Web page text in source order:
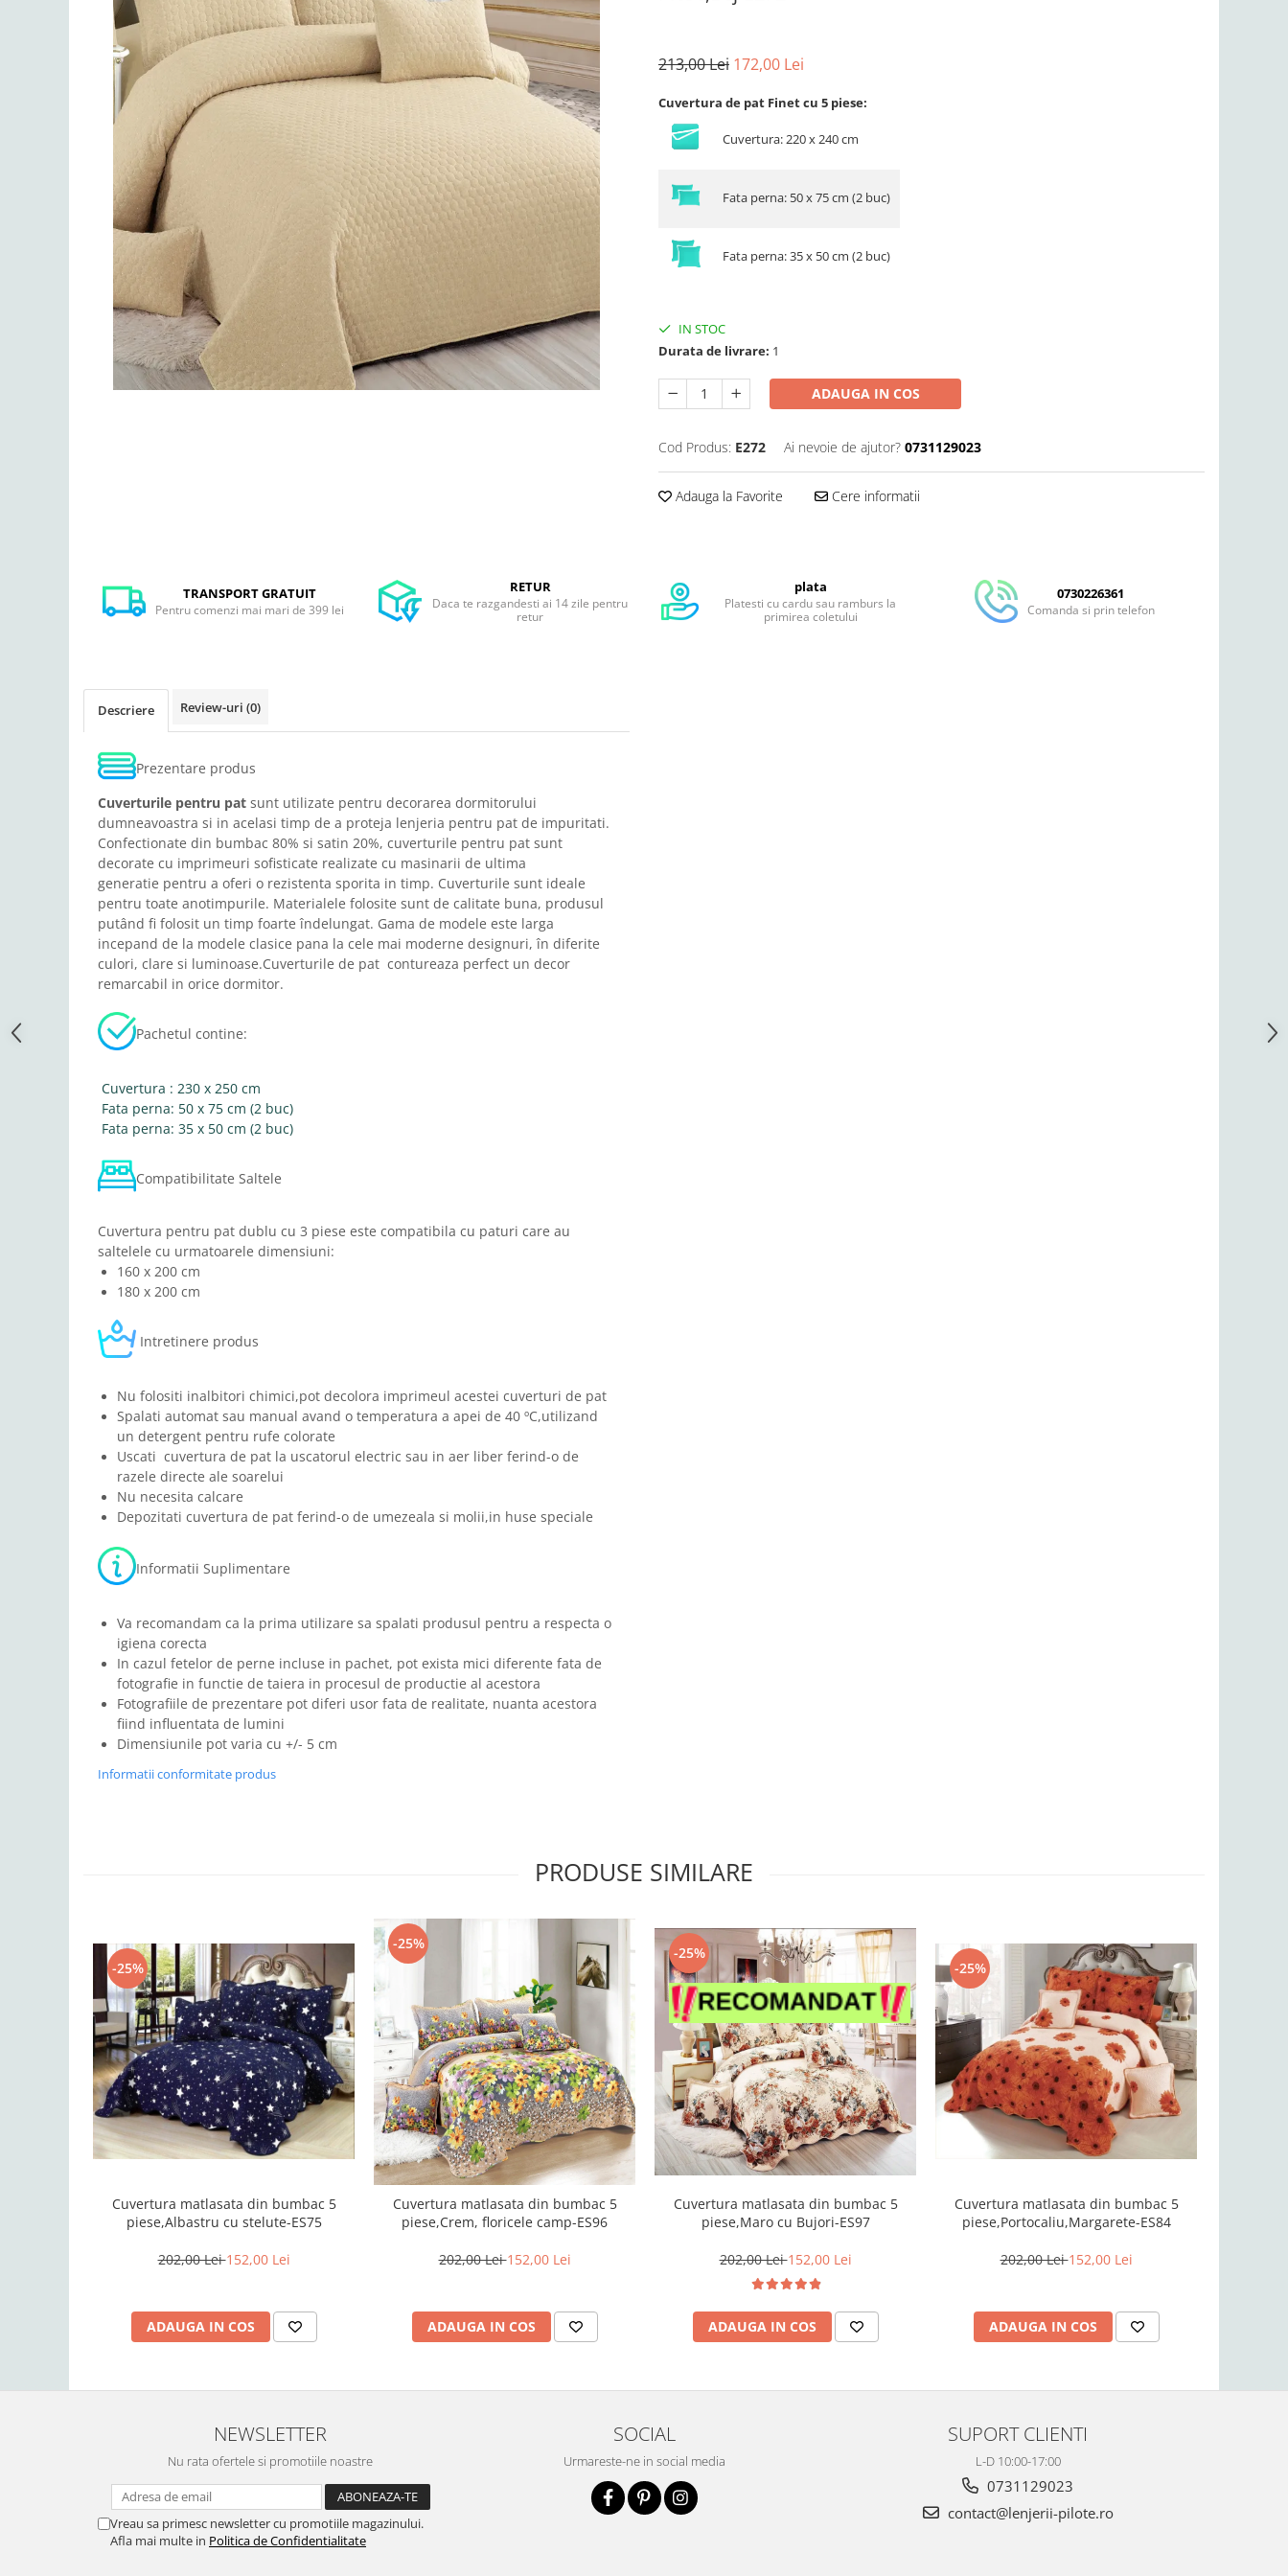
Lenjerii de pat Bumbac 100%
Lenjerii de pat Cocolino
Lenjerii de pat Finet + 2 Draperii
Lenjerii de pat Saten 4 piese cu
213,00 Lei 172,00 Lei
Cuvertura de pat Finet cu 5 piese:
Cuvertura: 220 x 240 cm
Fata perna: 50 x 75 cm (2 buc)
Fata perna: 35 x 50 cm (2 buc)
IN STOC
Durata de livrare: 1
ADAUGA IN COS
Cod Produs: E272 Ai nevoie de ajutor? 0731129023
Adauga la Favorite Cere informatii
TRANSPORT GRATUIT
Pentru comenzi mai mari de 399 lei
RETUR
Daca te razgandesti ai 14 zile pentru
retur
plata
Platesti cu cardu sau ramburs la
primirea coletului
0730226361
Comanda si prin telefon
Descriere Review-uri (0)
Prezentare produs
Cuverturile pentru pat sunt utilizate pentru decorarea dormitorului
dumneavoastra si in acelasi timp de a proteja lenjeria pentru pat de impuritati.
Confectionate din bumbac 80% si satin 20%, cuverturile pentru pat sunt
decorate cu imprimeuri sofisticate realizate cu masinarii de ultima
generatie pentru a oferi o rezistenta sporita in timp. Cuverturile sunt ideale
pentru toate anotimpurile. Materialele folosite sunt de calitate buna, produsul
putând fi folosit un timp foarte îndelungat. Gama de modele este larga
incepand de la modele clasice pana la cele mai moderne designuri, în diferite
culori, clare si luminoase.Cuverturile de pat contureaza perfect un decor
remarcabil in orice dormitor.
Pachetul contine:
Cuvertura : 230 x 250 cm
Fata perna: 50 x 75 cm (2 buc)
Fata perna: 35 x 50 cm (2 buc)
Compatibilitate Saltele
Cuvertura pentru pat dublu cu 3 piese este compatibila cu paturi care au
saltelele cu urmatoarele dimensiuni:
160 x 200 cm
180 x 200 cm
Intretinere produs
Nu folositi inalbitori chimici,pot decolora imprimeul acestei cuverturi de pat
Spalati automat sau manual avand o temperatura a apei de 40 ºC,utilizand
un detergent pentru rufe colorate
Uscati cuvertura de pat la uscatorul electric sau in aer liber ferind-o de
razele directe ale soarelui
Nu necesita calcare
Depozitati cuvertura de pat ferind-o de umezeala si molii,in huse speciale
Informatii Suplimentare
Va recomandam ca la prima utilizare sa spalati produsul pentru a respecta o
igiena corecta
In cazul fetelor de perne incluse in pachet, pot exista mici diferente fata de
fotografie in functie de taiera in procesul de productie al acestora
Fotografiile de prezentare pot diferi usor fata de realitate, nuanta acestora
fiind influentata de lumini
Dimensiunile pot varia cu +/- 5 cm
Informatii conformitate produs
PRODUSE SIMILARE
-25%
Cuvertura matlasata din bumbac 5
piese,Albastru cu stelute-ES75
202,00 Lei152,00 Lei
ADAUGA IN COS
-25%
Cuvertura matlasata din bumbac 5
piese,Crem, floricele camp-ES96
202,00 Lei152,00 Lei
ADAUGA IN COS
-25%
Cuvertura matlasata din bumbac 5
piese,Maro cu Bujori-ES97
202,00 Lei152,00 Lei
ADAUGA IN COS
-25%
Cuvertura matlasata din bumbac 5
piese,Portocaliu,Margarete-ES84
202,00 Lei152,00 Lei
ADAUGA IN COS
NEWSLETTER
Nu rata ofertele si promotiile noastre
Vreau sa primesc newsletter cu promotiile magazinului.
Afla mai multe in Politica de Confidentialitate
SOCIAL
Urmareste-ne in social media
SUPORT CLIENTI
L-D 10:00-17:00
0731129023
contact@lenjerii-pilote.ro